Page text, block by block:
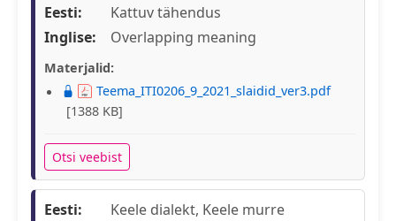
Eesti:
Kattuv tähendus
Inglise:
Overlapping meaning
Materjalid:
Teema_ITI0206_9_2021_slaidid_ver3.pdf
[1388 KB]
Otsi veebist
Eesti:
Keele dialekt, Keele murre